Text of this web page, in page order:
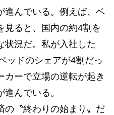
んでいる。例えば、ベ
見ると、国内の約4割を
状況だ。私が入社した
ッドのシェアが4割だっ
カーで立場の逆転が起き
んでいる。
〝終わりの始まり〟だ